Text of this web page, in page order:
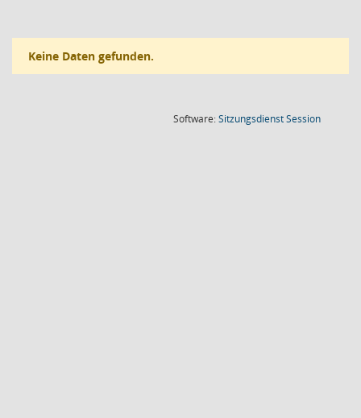
Keine Daten gefunden.
Software:SitzungsdienstSession(Wird in